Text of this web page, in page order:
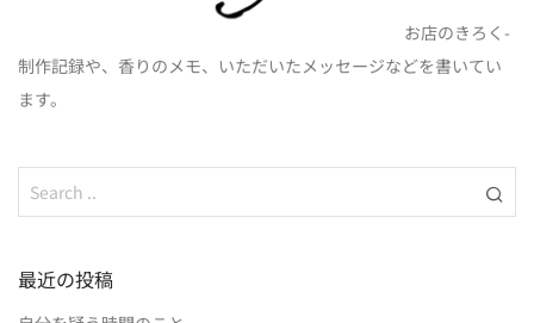
お店のきろく-
制作記録や、香りのメモ、いただいたメッセージなどを書いてい
ます。
最近の投稿